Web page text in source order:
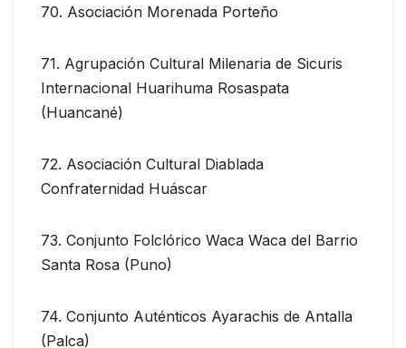
70. Asociación Morenada Porteño
71. Agrupación Cultural Milenaria de Sicuris
Internacional Huarihuma Rosaspata
(Huancané)
72. Asociación Cultural Diablada
Confraternidad Huáscar
73. Conjunto Folclórico Waca Waca del Barrio
Santa Rosa (Puno)
74. Conjunto Auténticos Ayarachis de Antalla
(Palca)